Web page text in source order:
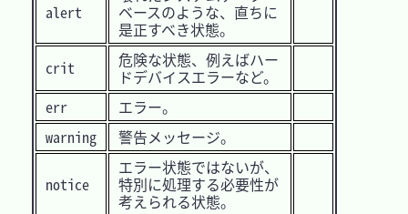
alert ベースのような、直ちに
是正すべき状態。
crit
危険な状態、例えばハー
ドデバイスエラーなど。
err
エラー。
warning
警告メッセージ。
notice
エラー状態ではないが、
特別に処理する必要性が
考えられる状態。